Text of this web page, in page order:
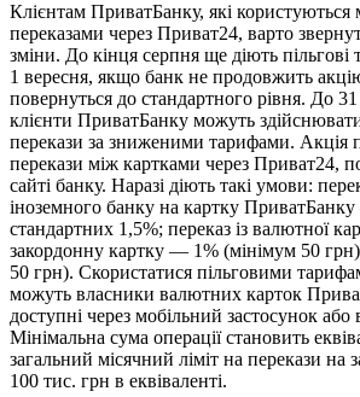
Клієнтам ПриватБанку, які
переказами через Приват24, варто
зміни. До кінця серпня ще діють
1 вересня, якщо банк не продовжить
повернуться до стандартного рівня. До
клієнти ПриватБанку можуть
перекази за зниженими тарифами. Акція
перекази між картками через Приват24,
сайті банку. Наразі діють такі умови:
іноземного банку на картку
стандартних 1,5%; переказ із валютної
закордонну картку — 1% (мінімум 50 грн)
50 грн). Скористатися пільговими
можуть власники валютних карток
доступні через мобільний застосунок
Мінімальна сума операції становить
загальний місячний ліміт на перекази на
100 тис. грн в еквіваленті.